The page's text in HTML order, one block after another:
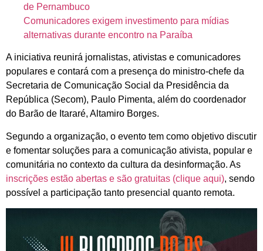
de Pernambuco
Comunicadores exigem investimento para mídias
alternativas durante encontro na Paraíba
A iniciativa reunirá jornalistas, ativistas e comunicadores
populares e contará com a presença do ministro-chefe da
Secretaria de Comunicação Social da Presidência da
República (Secom), Paulo Pimenta, além do coordenador
do Barão de Itararé, Altamiro Borges.
Segundo a organização, o evento tem como objetivo discutir
e fomentar soluções para a comunicação ativista, popular e
comunitária no contexto da cultura da desinformação. As
inscrições estão abertas e são gratuitas (clique aqui), sendo
possível a participação tanto presencial quanto remota.